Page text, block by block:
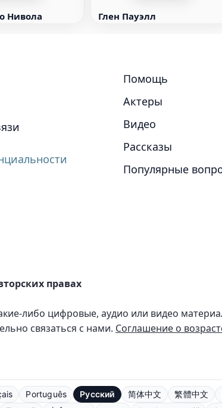
Нивола Глен Пауэлл
Помощь
Актеры
Видео
Рассказы
Популярные
правах
либо цифровые, аудио или видео
связаться с нами. Соглашение о
Português Русский 简体中文 繁體中文